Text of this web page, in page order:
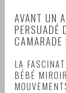
AVANT UN
PERSUADÉ
LA
BÉBÉ